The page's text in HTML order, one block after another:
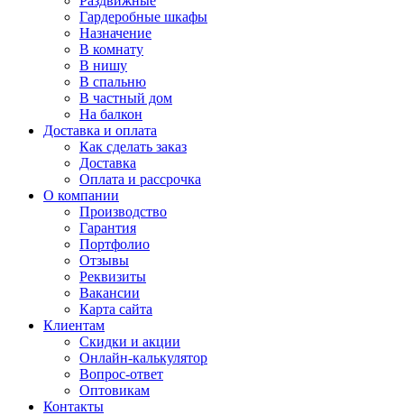
Гардеробные шкафы
Назначение
В комнату
В нишу
В спальню
В частный дом
На балкон
Доставка и оплата
Как сделать заказ
Доставка
Оплата и рассрочка
О компании
Производство
Гарантия
Портфолио
Отзывы
Реквизиты
Вакансии
Карта сайта
Клиентам
Скидки и акции
Онлайн-калькулятор
Вопрос-ответ
Оптовикам
Контакты